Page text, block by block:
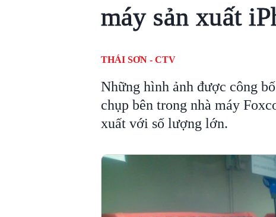
máy sản xuất
THÁI SƠN - CTV
Những hình ảnh được công
chụp bên trong nhà máy
xuất với số lượng lớn.